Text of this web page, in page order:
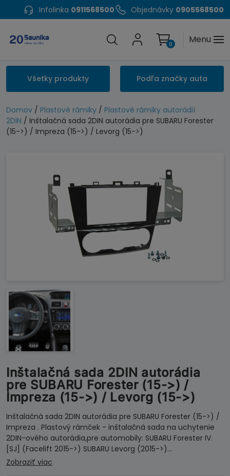
Infolinka 0911568500 Objednávky 0905568500
Menu
0
Všetky produkty Podľa značky auta
Domov / Plastové rámiky / Plastové rámiky autorádií
2DIN / Inštalačná sada 2DIN autorádia pre SUBARU Forester
(15->) / Impreza (15->) / Levorg (15->)
Inštalačná sada 2DIN autorádia
pre SUBARU Forester (15->) /
Impreza (15->) / Levorg (15->)
Inštalačná sada 2DIN autorádia pre SUBARU Forester (15->) /
Impreza . Plastový rámček - inštalačná sada na uchytenie
2DIN-ového autorádia,pre automobily: SUBARU Forester IV.
[SJ] (Facelift 2015->) SUBARU Levorg (2015->)…
Zobraziť viac